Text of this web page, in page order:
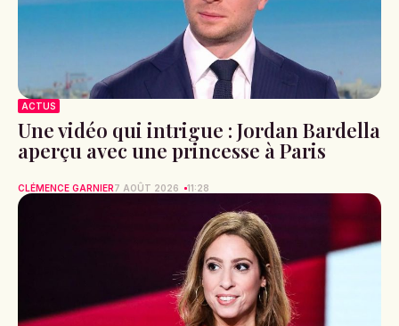
ACTUS
Une vidéo qui intrigue : Jordan Bardella
aperçu avec une princesse à Paris
CLÉMENCE GARNIER7 AOÛT 2026 11:28